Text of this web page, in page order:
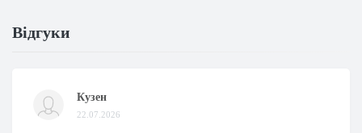
Відгуки
Кузен
22.07.2026